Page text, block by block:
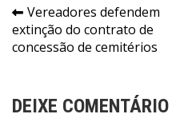
Navegação
de
Vereadores defendem
extinção do contrato de
concessão de cemitérios
DEIXE COMENTÁRIO